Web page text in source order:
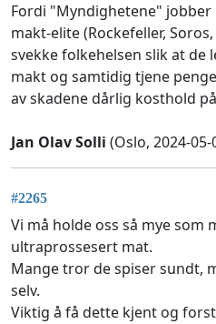
Fordi "Myndighetene"
makt-elite (Rockefeller,
svekke folkehelsen slik at
makt og samtidig tjene
av skadene dårlig kosthold
Jan Olav Solli (Oslo, 2024-05-
#2265
Vi må holde oss så mye som
ultraprossesert mat.
Mange tror de spiser sundt,
selv.
Viktig å få dette kjent og